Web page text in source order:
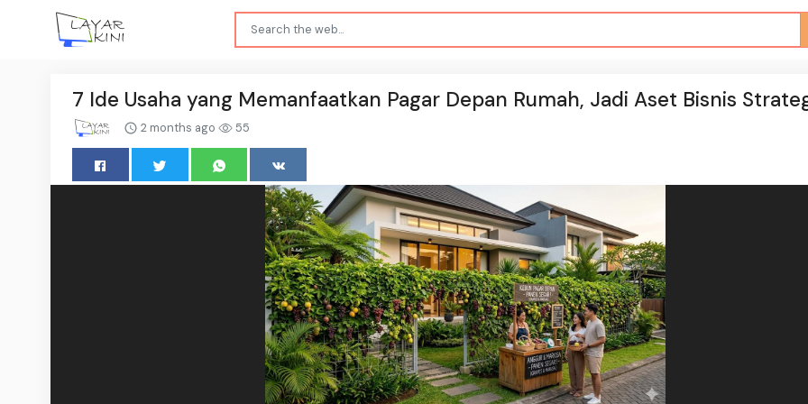
7 Ide Usaha yang Memanfaatkan Pagar Depan Rumah, Jadi Aset Bisnis
2 months ago 55